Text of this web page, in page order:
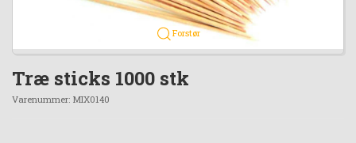
Forstør
Træ sticks 1000 stk
Varenummer: MIX0140